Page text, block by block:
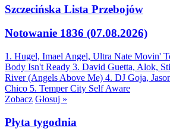
Szczecińska Lista Przebojów
Notowanie 1836 (07.08.2026)
1. Hugel, Imael Angel, Ultra Nate Movin'
Body Isn't Ready 3. David Guetta, Alok,
River (Angels Above Me) 4. DJ Goja,
Chico 5. Temper City Self Aware
Zobacz Głosuj »
Płyta tygodnia